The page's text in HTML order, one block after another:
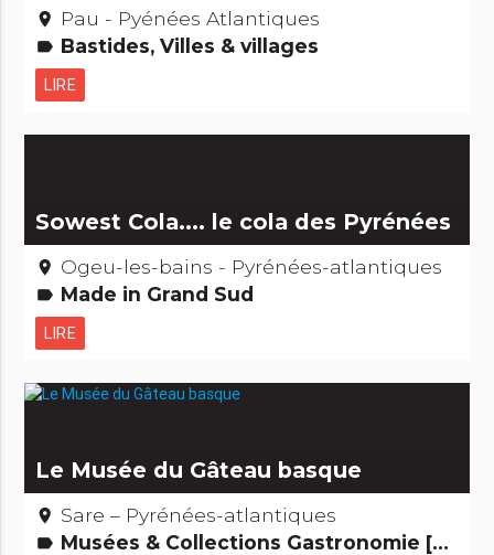
place Pau - Pyénées Atlantiques
label Bastides, Villes & villages
LIRE
Sowest Cola.... le cola des Pyrénées
place Ogeu-les-bains - Pyrénées-atlantiques
label Made in Grand Sud
LIRE
Le Musée du Gâteau basque
place Sare – Pyrénées-atlantiques
label Musées & Collections Gastronomie [à manger]